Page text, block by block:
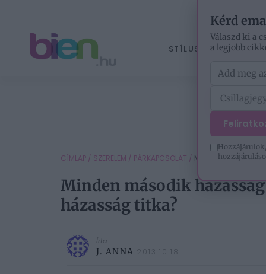
STÍLUS
CÍMLAP / SZERELEM / PÁRKAPCSOLAT / MINDEN MÁSODIK
Minden második
házasság titka?
Írta
J. ANNA 2013.10.18.
Kérd
Válaszd ki a
a legjobb